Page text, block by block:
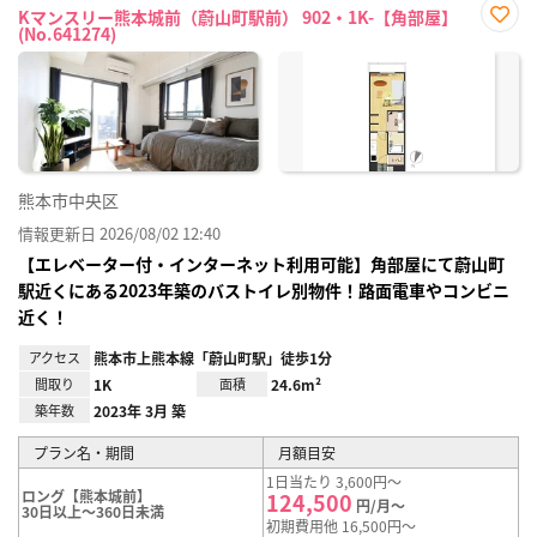
Kマンスリー熊本城前（蔚山町駅前） 902・1K-【角部屋】
(No.641274)
に入
熊本市中央区
情報更新日 2026/08/02 12:40
【エレベーター付・インターネット利用可能】角部屋にて蔚山町
駅近くにある2023年築のバストイレ別物件！路面電車やコンビニ
近く！
アクセス 熊本市上熊本線「蔚山町駅」徒歩1分
間取り 1K 面積 24.6m²
築年数 2023年 3月 築
プラン名・期間 月額目安
ロング【熊本城前】
30日以上～360日未満
1日当たり 3,600円～
124,500 円/月～
初期費用他 16,500円～